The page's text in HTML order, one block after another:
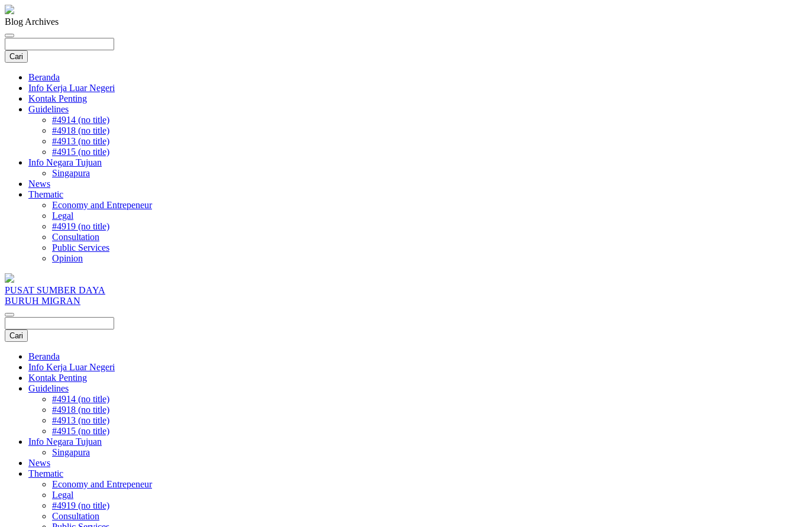
Blog Archives
Beranda
Info Kerja Luar Negeri
Kontak Penting
Guidelines
#4914 (no title)
#4918 (no title)
#4913 (no title)
#4915 (no title)
Info Negara Tujuan
Singapura
News
Thematic
Economy and Entrepeneur
Legal
#4919 (no title)
Consultation
Public Services
Opinion
PUSAT SUMBER DAYA
BURUH MIGRAN
Beranda
Info Kerja Luar Negeri
Kontak Penting
Guidelines
#4914 (no title)
#4918 (no title)
#4913 (no title)
#4915 (no title)
Info Negara Tujuan
Singapura
News
Thematic
Economy and Entrepeneur
Legal
#4919 (no title)
Consultation